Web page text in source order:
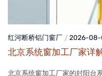
红河断桥铝门窗厂 2026-
北京系统窗加工厂家详
北京系统窗加工厂家的封阳台